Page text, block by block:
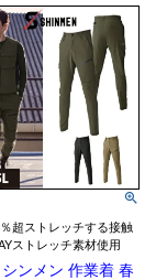
超ストレッチする接触
ストレッチ素材使用
ンメン 作業着 春